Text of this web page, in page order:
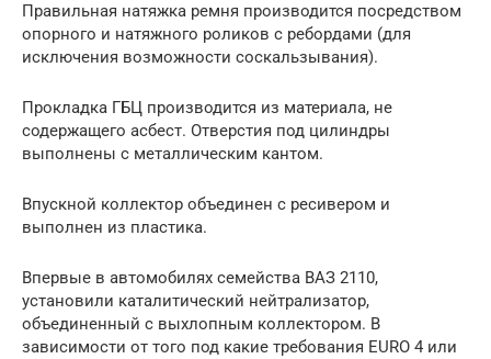
Правильная натяжка ремня производится посредством
опорного и натяжного роликов с ребордами (для
исключения возможности соскальзывания).
Прокладка ГБЦ производится из материала, не
содержащего асбест. Отверстия под цилиндры
выполнены с металлическим кантом.
Впускной коллектор объединен с ресивером и
выполнен из пластика.
Впервые в автомобилях семейства ВАЗ 2110,
установили каталитический нейтрализатор,
объединенный с выхлопным коллектором. В
зависимости от того под какие требования EURO 4 или